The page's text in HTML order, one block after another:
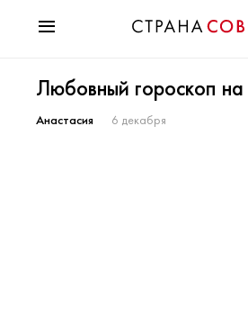
Мода
Звезды
Любовный гороскоп
Анастасия 6 декабря